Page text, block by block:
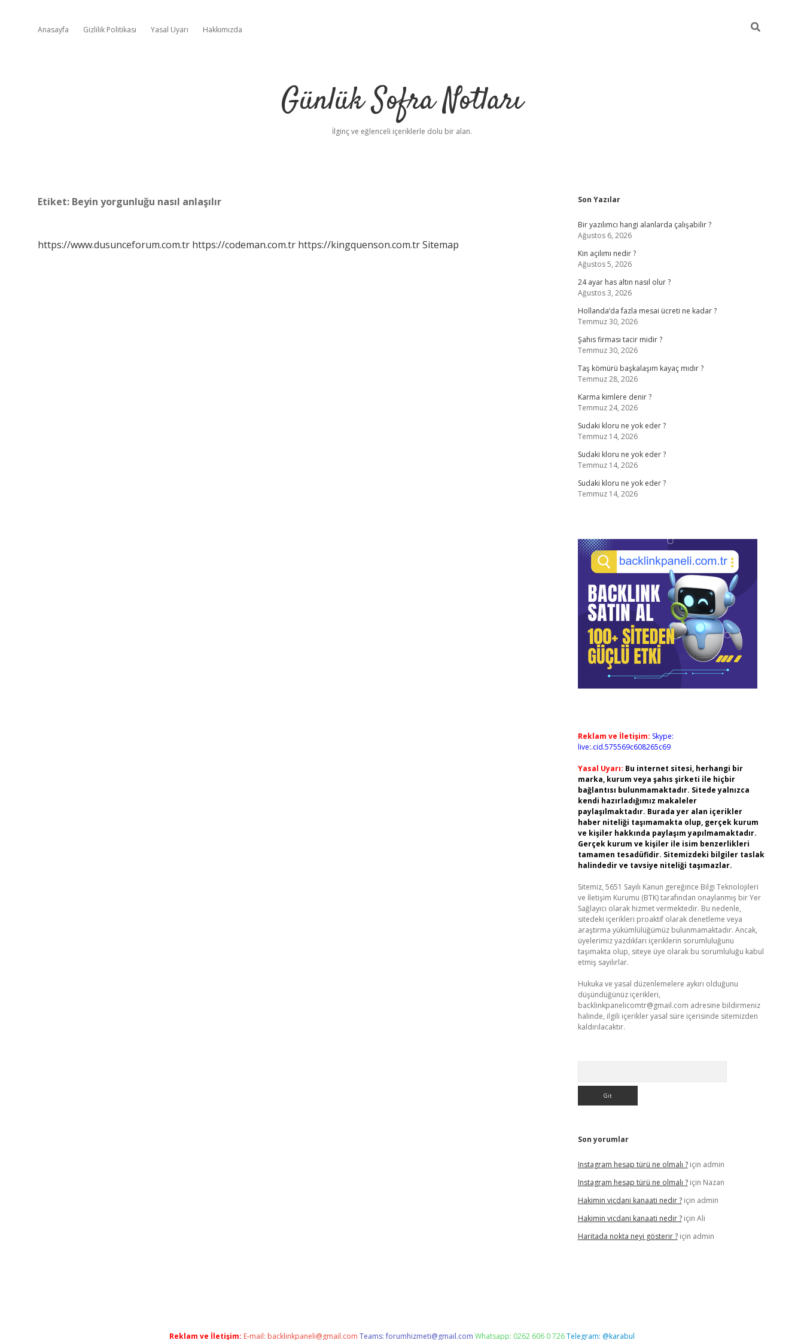
Anasayfa Gizlilik Politikası Yasal Uyarı Hakkımızda
Günlük Sofra Notları
İlginç ve eğlenceli içeriklerle dolu bir alan.
Etiket: Beyin yorgunluğu nasıl anlaşılır
https://www.dusunceforum.com.tr https://codeman.com.tr https://kingquenson.com.trSitemap
Sidebar
Son Yazılar
Bir yazılımcı hangi alanlarda çalışabilir ?
Ağustos 6, 2026
Kin açılımı nedir ?
Ağustos 5, 2026
24 ayar has altın nasıl olur ?
Ağustos 3, 2026
Hollanda’da fazla mesai ücreti ne kadar ?
Temmuz 30, 2026
Şahıs firması tacir midir ?
Temmuz 30, 2026
Taş kömürü başkalaşım kayaç mıdır ?
Temmuz 28, 2026
Karma kimlere denir ?
Temmuz 24, 2026
Sudaki kloru ne yok eder ?
Temmuz 14, 2026
Sudaki kloru ne yok eder ?
Temmuz 14, 2026
Sudaki kloru ne yok eder ?
Temmuz 14, 2026
Reklam ve İletişim: Skype:
live:.cid.575569c608265c69
Yasal Uyarı: Bu internet sitesi, herhangi bir
marka, kurum veya şahıs şirketi ile hiçbir
bağlantısı bulunmamaktadır. Sitede yalnızca
kendi hazırladığımız makaleler
paylaşılmaktadır. Burada yer alan içerikler
haber niteliği taşımamakta olup, gerçek kurum
ve kişiler hakkında paylaşım yapılmamaktadır.
Gerçek kurum ve kişiler ile isim benzerlikleri
tamamen tesadüfidir. Sitemizdeki bilgiler taslak
halindedir ve tavsiye niteliği taşımazlar.
Sitemiz, 5651 Sayılı Kanun gereğince Bilgi Teknolojileri
ve İletişim Kurumu (BTK) tarafından onaylanmış bir Yer
Sağlayıcı olarak hizmet vermektedir. Bu nedenle,
sitedeki içerikleri proaktif olarak denetleme veya
araştırma yükümlülüğümüz bulunmamaktadır. Ancak,
üyelerimiz yazdıkları içeriklerin sorumluluğunu
taşımakta olup, siteye üye olarak bu sorumluluğu kabul
etmiş sayılırlar.
Hukuka ve yasal düzenlemelere aykırı olduğunu
düşündüğünüz içerikleri,
backlinkpanelicomtr@gmail.com adresine bildirmeniz
halinde, ilgili içerikler yasal süre içerisinde sitemizden
kaldırılacaktır.
Son yorumlar
Instagram hesap türü ne olmalı ?için admin
Instagram hesap türü ne olmalı ?için Nazan
Hakimin vicdani kanaati nedir ?için admin
Hakimin vicdani kanaati nedir ?için Ali
Haritada nokta neyi gösterir ?için admin
Reklam ve İletişim: E-mail: backlinkpaneli@gmail.com Teams:forumhizmeti@gmail.com Whatsapp: 0262 606 0 726Telegram: @karabul